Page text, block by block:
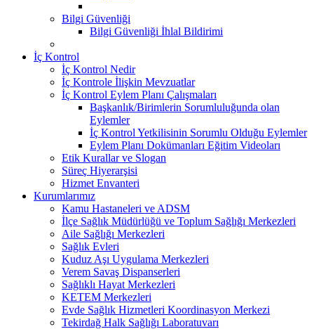
Bilgi Güvenliği
Bilgi Güvenliği İhlal Bildirimi
İç Kontrol
İç Kontrol Nedir
İç Kontrole İlişkin Mevzuatlar
İç Kontrol Eylem Planı Çalışmaları
Başkanlık/Birimlerin Sorumluluğunda olan
Eylemler
İç Kontrol Yetkilisinin Sorumlu Olduğu Eylemler
Eylem Planı Dokümanları Eğitim Videoları
Etik Kurallar ve Slogan
Süreç Hiyerarşisi
Hizmet Envanteri
Kurumlarımız
Kamu Hastaneleri ve ADSM
İlçe Sağlık Müdürlüğü ve Toplum Sağlığı Merkezleri
Aile Sağlığı Merkezleri
Sağlık Evleri
Kuduz Aşı Uygulama Merkezleri
Verem Savaş Dispanserleri
Sağlıklı Hayat Merkezleri
KETEM Merkezleri
Evde Sağlık Hizmetleri Koordinasyon Merkezi
Tekirdağ Halk Sağlığı Laboratuvarı